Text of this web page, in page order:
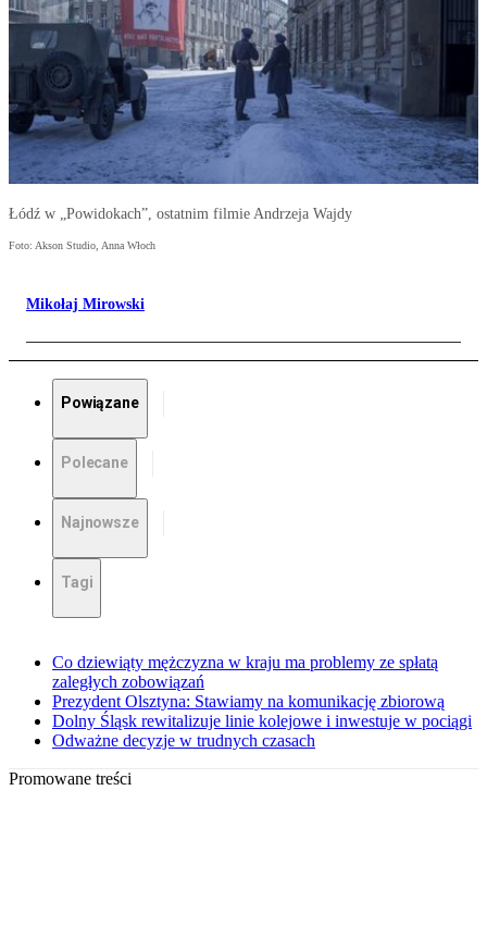
Łódź w „Powidokach”, ostatnim filmie Andrzeja Wajdy
Foto: Akson Studio, Anna Włoch
Mikołaj Mirowski
Powiązane
Polecane
Najnowsze
Tagi
Co dziewiąty mężczyzna w kraju ma problemy ze spłatą
zaległych zobowiązań
Prezydent Olsztyna: Stawiamy na komunikację zbiorową
Dolny Śląsk rewitalizuje linie kolejowe i inwestuje w pociągi
Odważne decyzje w trudnych czasach
Promowane treści